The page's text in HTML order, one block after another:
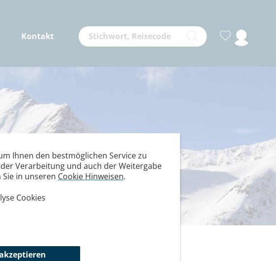
Kontakt
Ihnen den bestmöglichen Service zu
Verarbeitung und auch der Weitergabe
in unseren Cookie Hinweisen.
Cookies